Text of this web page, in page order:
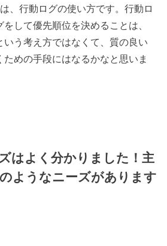
、行動ログの使い方です。行動ロ
して優先順位を決めることは、
いう考え方ではなくて、質の良い
ための手段にはなるかなと思いま
はよく分かりました！主
ようなニーズがあります